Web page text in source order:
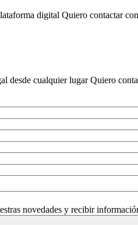
digital Quiero contactar
desde cualquier lugar Quiero
novedades y recibir